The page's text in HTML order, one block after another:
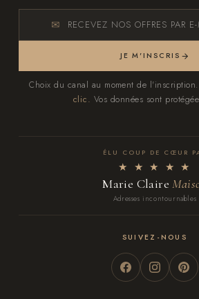
RECEVEZ NOS OFFRES PAR
JE M'INSCRIS
Choix du canal au moment de l'inscription.
clic. Vos données sont
ÉLU COUP DE CŒUR
★ ★ ★ ★ ★
Marie Claire
Adresses incontournables
SUIVEZ-NOUS